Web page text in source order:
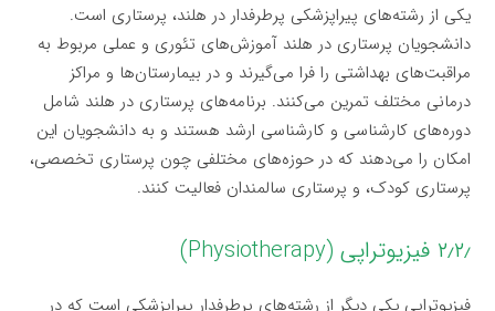
یکی از رشته‌های پیراپزشکی پرطرفدار در هلند، پرستاری است.
دانشجویان پرستاری در هلند آموزش‌های تئوری و عملی مربوط به
مراقبت‌های بهداشتی را فرا می‌گیرند و در بیمارستان‌ها و مراکز
درمانی مختلف تمرین می‌کنند. برنامه‌های پرستاری در هلند شامل
دوره‌های کارشناسی و کارشناسی ارشد هستند و به دانشجویان این
امکان را می‌دهند که در حوزه‌های مختلفی چون پرستاری تخصصی،
پرستاری کودک، و پرستاری سالمندان فعالیت کنند.
۲٫۲٫ فیزیوتراپی (Physiotherapy)
فیزیوتراپی یکی دیگر از رشته‌های پرطرفدار پیراپزشکی است که در